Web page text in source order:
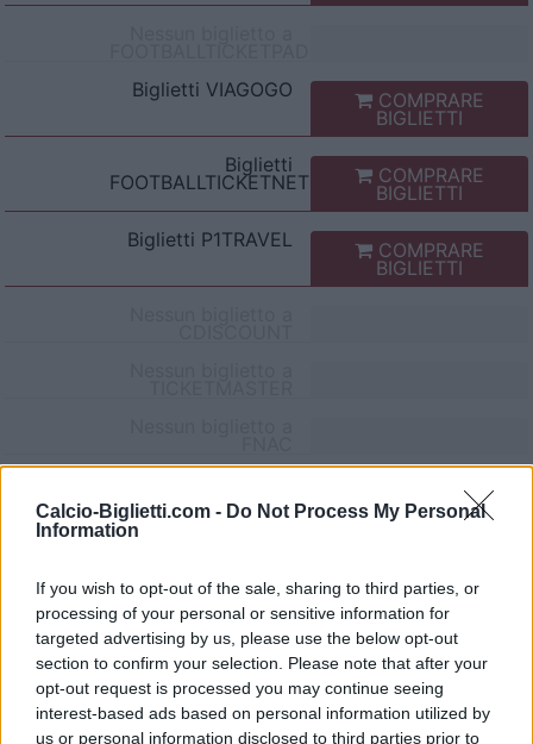
Calcio-Biglietti.com - Do Not Process My Personal
Information
If you wish to opt-out of the sale, sharing to third parties, or
processing of your personal or sensitive information for
targeted advertising by us, please use the below opt-out
section to confirm your selection. Please note that after your
opt-out request is processed you may continue seeing
interest-based ads based on personal information utilized by
us or personal information disclosed to third parties prior to
Biglietti VIAGOGO COMPRARE
BIGLIETTI
Biglietti
FOOTBALLTICKETNET COMPRARE
BIGLIETTI
Biglietti P1TRAVEL COMPRARE
BIGLIETTI
CARREFOUR
2025 Inter Milan 3-2 AC Monza
2024 AC Monza Inter Milan